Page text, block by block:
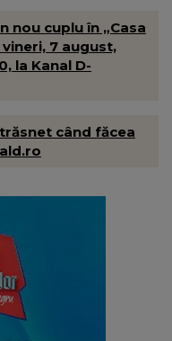
nou cuplu în „Casa
7 august,
la Kanal D-
când făcea